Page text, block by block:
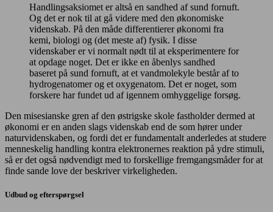
Handlingsaksiomet er altså en sandhed af sund fornuft.
Og det er nok til at gå videre med den økonomiske
videnskab. På den måde differentierer økonomi fra
kemi, biologi og (det meste af) fysik. I disse
videnskaber er vi normalt nødt til at eksperimentere for
at opdage noget. Det er ikke en åbenlys sandhed
baseret på sund fornuft, at et vandmolekyle består af to
hydrogenatomer og et oxygenatom. Det er noget, som
forskere har fundet ud af igennem omhyggelige forsøg.
Den misesianske gren af den østrigske skole fastholder dermed at
økonomi er en anden slags videnskab end de som hører under
naturvidenskaben, og fordi det er fundamentalt anderledes at studere
menneskelig handling kontra elektronernes reaktion på ydre stimuli,
så er det også nødvendigt med to forskellige fremgangsmåder for at
finde sande love der beskriver virkeligheden.
Udbud og efterspørgsel